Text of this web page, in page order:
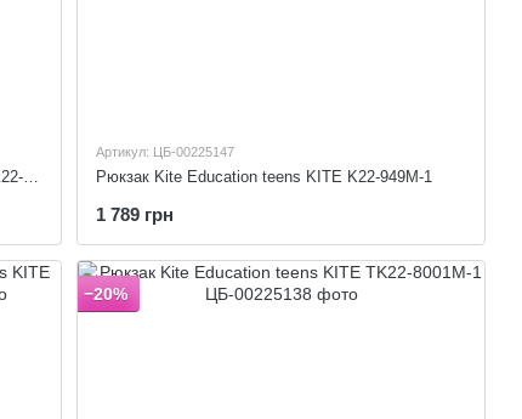
Рюкзак для хлопчиків Kite Education KITE K22-501S-7 (LED)
Артикул: ЦБ-00225147
Рюкзак Kite Education teens KITE K22-949M-1
1 789 грн
−20%